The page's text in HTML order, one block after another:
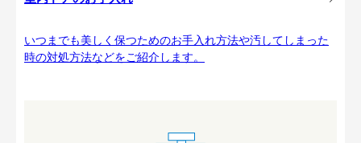
いつまでも美しく保つためのお手入れ方法や汚してしまった
時の対処方法などをご紹介します。